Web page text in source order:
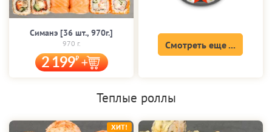
Симанэ [36 шт., 970г.]
970 г.
2 199
Смотреть еще ...
Теплые роллы
ХИТ!